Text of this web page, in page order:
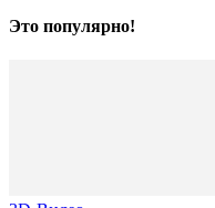
Это популярно!